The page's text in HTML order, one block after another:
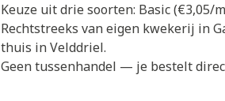
Keuze uit drie soorten: Basic (€3,05/
Rechtstreeks van eigen kwekerij in
thuis in Velddriel.
Geen tussenhandel — je bestelt